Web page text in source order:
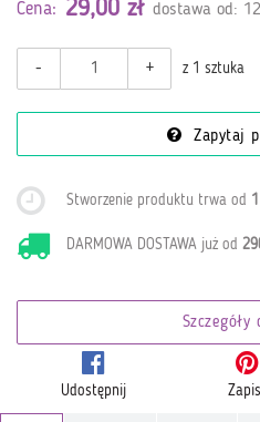
Cena: 29,00 zł dostawa od:
- + z 1 sztuka
Zapytaj
Stworzenie produktu trwa od
DARMOWA DOSTAWA już od
Szczegóły
Udostępnij